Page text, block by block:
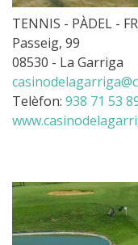
TENNIS - PÀDEL -
Passeig, 99
08530 - La Garriga
Telèfon: 938 71 53